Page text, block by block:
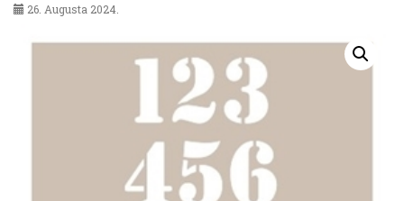
26. Augusta 2024.